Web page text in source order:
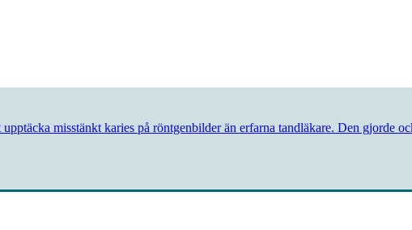
misstänkt karies på röntgenbilder än erfarna tandläkare. Den gjorde